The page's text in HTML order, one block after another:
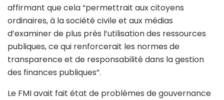
affirmant que cela “permettrait aux citoyens
ordinaires, à la société civile et aux médias
d’examiner de plus près l’utilisation des ressources
publiques, ce qui renforcerait les normes de
transparence et de responsabilité dans la gestion
des finances publiques”.
Le FMI avait fait état de problèmes de gouvernance